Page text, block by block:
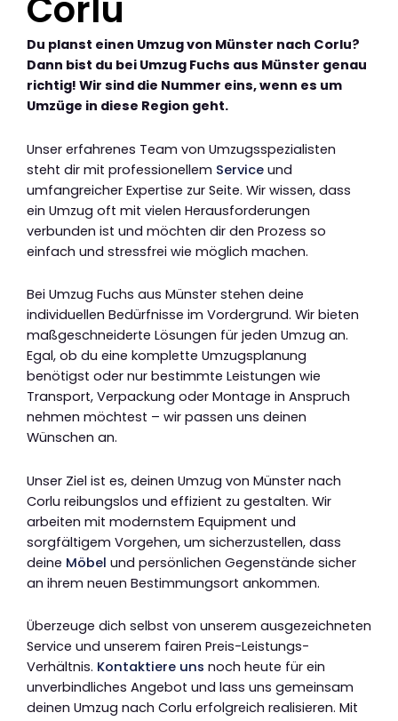
Corlu
Du planst einen Umzug von Münster nach Corlu?
Dann bist du bei Umzug Fuchs aus Münster genau
richtig! Wir sind die Nummer eins, wenn es um
Umzüge in diese Region geht.
Unser erfahrenes Team von Umzugsspezialisten
steht dir mit professionellem Service und
umfangreicher Expertise zur Seite. Wir wissen, dass
ein Umzug oft mit vielen Herausforderungen
verbunden ist und möchten dir den Prozess so
einfach und stressfrei wie möglich machen.
Bei Umzug Fuchs aus Münster stehen deine
individuellen Bedürfnisse im Vordergrund. Wir bieten
maßgeschneiderte Lösungen für jeden Umzug an.
Egal, ob du eine komplette Umzugsplanung
benötigst oder nur bestimmte Leistungen wie
Transport, Verpackung oder Montage in Anspruch
nehmen möchtest – wir passen uns deinen
Wünschen an.
Unser Ziel ist es, deinen Umzug von Münster nach
Corlu reibungslos und effizient zu gestalten. Wir
arbeiten mit modernstem Equipment und
sorgfältigem Vorgehen, um sicherzustellen, dass
deine Möbel und persönlichen Gegenstände sicher
an ihrem neuen Bestimmungsort ankommen.
Überzeuge dich selbst von unserem ausgezeichneten
Service und unserem fairen Preis-Leistungs-
Verhältnis. Kontaktiere uns noch heute für ein
unverbindliches Angebot und lass uns gemeinsam
deinen Umzug nach Corlu erfolgreich realisieren. Mit